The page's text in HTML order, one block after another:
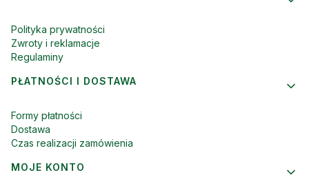
Polityka prywatności
Zwroty i reklamacje
Regulaminy
PŁATNOŚCI I DOSTAWA
Formy płatności
Dostawa
Czas realizacji zamówienia
MOJE KONTO